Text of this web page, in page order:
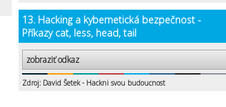
13. Hacking a kybernetická bezpečnost -
Příkazy cat, less, head, tail
zobraziť odkaz
Zdroj: David Šetek - Hackni svou budoucnost